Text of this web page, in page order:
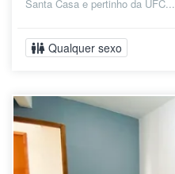
Santa Casa e pertinho da UFC...
Qualquer sexo